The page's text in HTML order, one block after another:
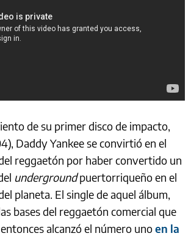
de su primer disco de impacto,
Daddy Yankee se convirtió en el
reggaetón por haber convertido un
undergroundpuertorriqueño en el
planeta. El single de aquel álbum,
bases del reggaetón comercial que
alcanzó el número unoen la